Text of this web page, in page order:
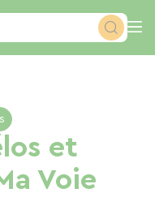
et
Voie